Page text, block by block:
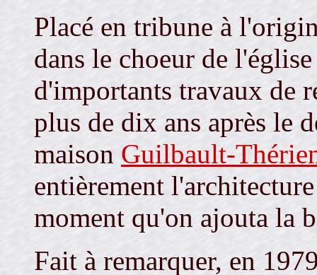
Placé en tribune à
dans le choeur de
d'importants travaux de
plus de dix ans après le
maison Guilbault-
entièrement
moment qu'on ajouta la
Fait à remarquer, en